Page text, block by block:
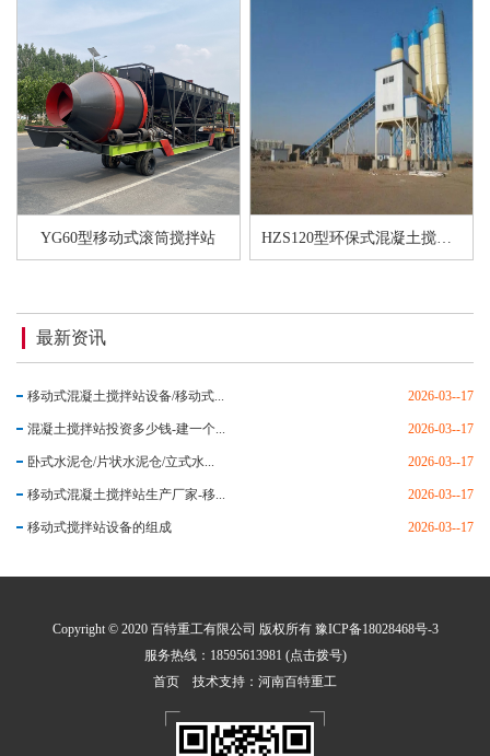
YG60型移动式滚筒搅拌站
最新资讯
移动式混凝土搅拌站设备/移动式... 2026-03--17
混凝土搅拌站投资多少钱-建一个... 2026-03--17
卧式水泥仓/片状水泥仓/立式水... 2026-03--17
移动式混凝土搅拌站生产厂家-移... 2026-03--17
移动式搅拌站设备的组成 2026-03--17
Copyright © 2020 百特重工有限公司 版权所有 豫ICP备18028468号-3
服务热线：18595613981 (点击拨号)
首页
技术支持：河南百特重工